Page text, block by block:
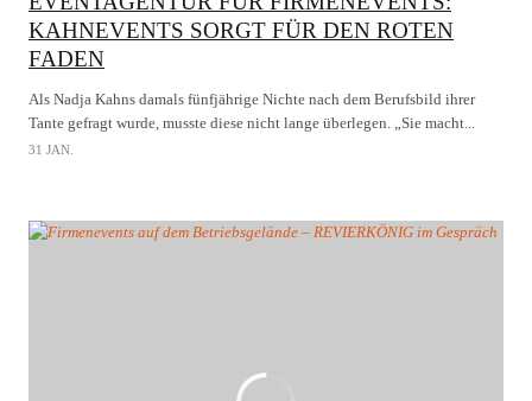
KAHNEVENTS SORGT FÜR DEN ROTEN
FADEN
Als Nadja Kahns damals fünfjährige Nichte nach dem Berufsbild ihrer
Tante gefragt wurde, musste diese nicht lange überlegen. „Sie macht...
31 JAN.